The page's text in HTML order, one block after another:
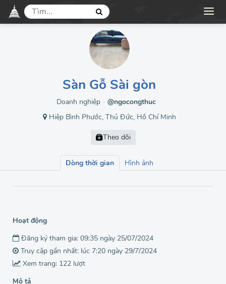
Sàn Gỗ Sài gòn
Doanh nghiệp ●
@ngocongthuc
Hiệp Bình Phước, Thủ Đức, Hồ Chí Minh
Dòng thời gian Hình ảnh
Hoạt động
Đăng ký tham gia: 09:35 ngày 25/07/2024
Truy cập gần nhất: lúc 7:20 ngày 29/7/2024
Xem trang: 122 lượt
Mô tả